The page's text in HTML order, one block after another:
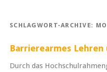
SCHLAGWORT-ARCHIVE:
Barrierearmes Lehren
Durch das